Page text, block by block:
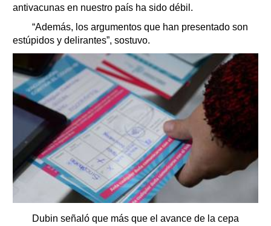
antivacunas en nuestro país ha sido débil.
“Además, los argumentos que han presentado son
estúpidos y delirantes”, sostuvo.
Dubin señaló que más que el avance de la cepa